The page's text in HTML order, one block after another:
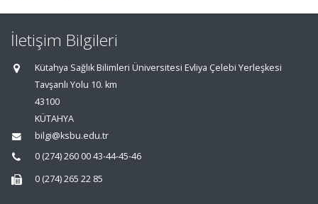
İletişim Bilgileri
Kütahya Sağlık Bilimleri Üniversitesi Evliya Çelebi Yerleşkesi
Tavşanlı Yolu 10. km
43100
KÜTAHYA
bilgi@ksbu.edu.tr
0 (274) 260 00 43-44-45-46
0 (274) 265 22 85